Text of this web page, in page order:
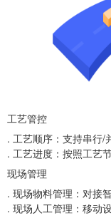
工艺管控
. 工艺顺序：支持串行/
. 工艺进度：按照工艺
现场管理
. 现场物料管理：对接
. 现场人工管理：移动